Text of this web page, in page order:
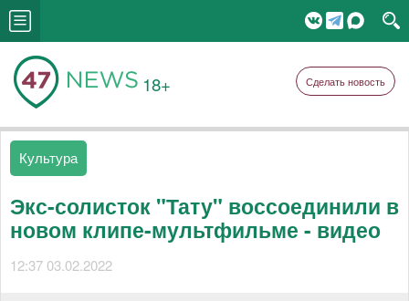
18+ Сделать новость
Культура
Экс-солисток "Тату" воссоединили в
новом клипе-мультфильме - видео
12:37 03.02.2022